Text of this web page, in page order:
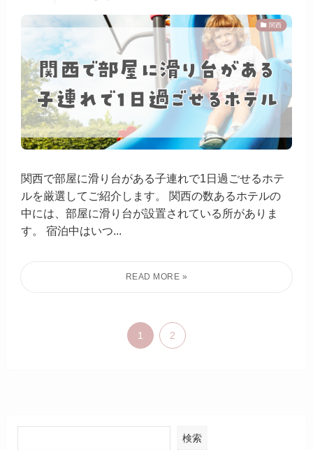
関西
関西で部屋に滑り台がある子連れで1日過ごせるホテ
ルを厳選してご紹介します。 関西の数あるホテルの
中には、部屋に滑り台が設置されている所がありま
す。 宿泊中はいつ...
1 2
検索